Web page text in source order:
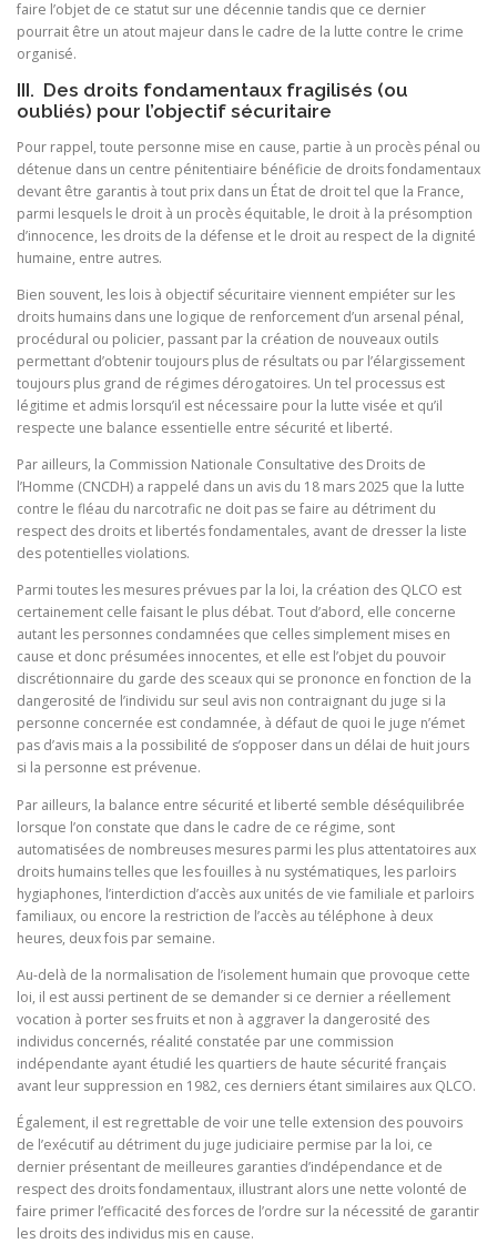
faire l’objet de ce statut sur une décennie tandis que ce dernier
pourrait être un atout majeur dans le cadre de la lutte contre le crime
organisé.
III. Des droits fondamentaux fragilisés (ou
oubliés) pour l’objectif sécuritaire
Pour rappel, toute personne mise en cause, partie à un procès pénal ou
détenue dans un centre pénitentiaire bénéficie de droits fondamentaux
devant être garantis à tout prix dans un État de droit tel que la France,
parmi lesquels le droit à un procès équitable, le droit à la présomption
d’innocence, les droits de la défense et le droit au respect de la dignité
humaine, entre autres.
Bien souvent, les lois à objectif sécuritaire viennent empiéter sur les
droits humains dans une logique de renforcement d’un arsenal pénal,
procédural ou policier, passant par la création de nouveaux outils
permettant d’obtenir toujours plus de résultats ou par l’élargissement
toujours plus grand de régimes dérogatoires. Un tel processus est
légitime et admis lorsqu’il est nécessaire pour la lutte visée et qu’il
respecte une balance essentielle entre sécurité et liberté.
Par ailleurs, la Commission Nationale Consultative des Droits de
l’Homme (CNCDH) a rappelé dans un avis du 18 mars 2025 que la lutte
contre le fléau du narcotrafic ne doit pas se faire au détriment du
respect des droits et libertés fondamentales, avant de dresser la liste
des potentielles violations.
Parmi toutes les mesures prévues par la loi, la création des QLCO est
certainement celle faisant le plus débat. Tout d’abord, elle concerne
autant les personnes condamnées que celles simplement mises en
cause et donc présumées innocentes, et elle est l’objet du pouvoir
discrétionnaire du garde des sceaux qui se prononce en fonction de la
dangerosité de l’individu sur seul avis non contraignant du juge si la
personne concernée est condamnée, à défaut de quoi le juge n’émet
pas d’avis mais a la possibilité de s’opposer dans un délai de huit jours
si la personne est prévenue.
Par ailleurs, la balance entre sécurité et liberté semble déséquilibrée
lorsque l’on constate que dans le cadre de ce régime, sont
automatisées de nombreuses mesures parmi les plus attentatoires aux
droits humains telles que les fouilles à nu systématiques, les parloirs
hygiaphones, l’interdiction d’accès aux unités de vie familiale et parloirs
familiaux, ou encore la restriction de l’accès au téléphone à deux
heures, deux fois par semaine.
Au-delà de la normalisation de l’isolement humain que provoque cette
loi, il est aussi pertinent de se demander si ce dernier a réellement
vocation à porter ses fruits et non à aggraver la dangerosité des
individus concernés, réalité constatée par une commission
indépendante ayant étudié les quartiers de haute sécurité français
avant leur suppression en 1982, ces derniers étant similaires aux QLCO.
Également, il est regrettable de voir une telle extension des pouvoirs
de l’exécutif au détriment du juge judiciaire permise par la loi, ce
dernier présentant de meilleures garanties d’indépendance et de
respect des droits fondamentaux, illustrant alors une nette volonté de
faire primer l’efficacité des forces de l’ordre sur la nécessité de garantir
les droits des individus mis en cause.